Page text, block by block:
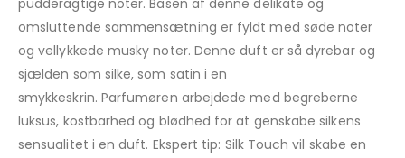
pudderagtige noter.Basen af ​​denne delikate og
omsluttende sammensætning er fyldt med søde noter
og vellykkede musky noter. Denne duft er så dyrebar og
sjælden som silke, som satin i en
smykkeskrin. Parfumøren arbejdede med begreberne
luksus, kostbarhed og blødhed for at genskabe silkens
sensualitet i en duft. Ekspert tip: Silk Touch vil skabe en